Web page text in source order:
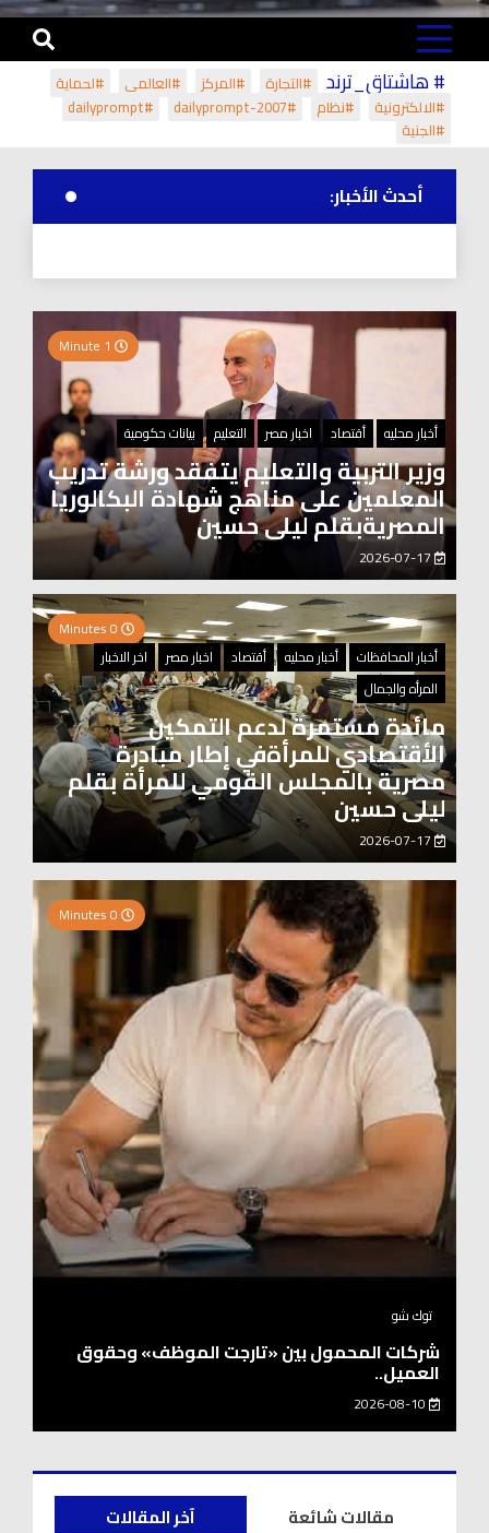
# هاشتاق_ترند #التجارة #المركز #العالمي
#لحماية
#الالكترونية
#نظام #dailyprompt-2007
#dailyprompt
#الجنية
أحدث الأخبار:
أخبار محليه أقتصاد اخبار مصر التعليم بيانات حكومية
وزير التربية والتعليم يتفقد ورشة تدريب
المعلمين على مناهج شهادة البكالوريا
المصريةبقلم ليلى حسين
أخبار المحافظات
أخبار محليه أقتصاد اخبار مصر
اخر الاخبار
المرأه والجمال
مائدة مستمرة لدعم التمكين
الأقتصادي للمرأةفي إطار مبادرة
مصرية بالمجلس القومي للمرأة بقلم
ليلى حسين
2026-07-17
توك شو
شركات المحمول بين «تارجت الموظف» وحقوق
العميل..
آخر المقالات
مقالات شائعة